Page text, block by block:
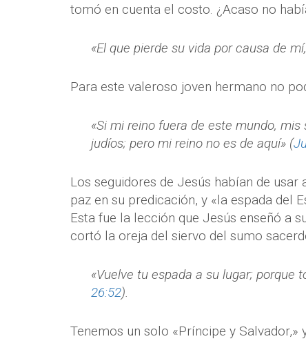
tomó en cuenta el costo. ¿Acaso no
«El que pierde su vida por causa de
Para este valeroso joven hermano no
«Si mi reino fuera de este mundo,
judíos; pero mi reino no es de aquí» (
Los seguidores de Jesús habían de
paz en su predicación, y «la espada del
Esta fue la lección que Jesús enseñó a
cortó la oreja del siervo del sumo
«Vuelve tu espada a su lugar; porque
26:52).
Tenemos un solo «Príncipe y